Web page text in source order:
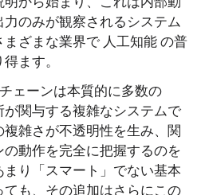
のみが観察されるシステム
ざまな業界で 人工知能 の普
ます。
ェーンは本質的に多数の
関与する複雑なシステムで
雑さが不透明性を生み、関
動作を完全に把握するのを
り「スマート」でない基本
も、その追加はさらにこの